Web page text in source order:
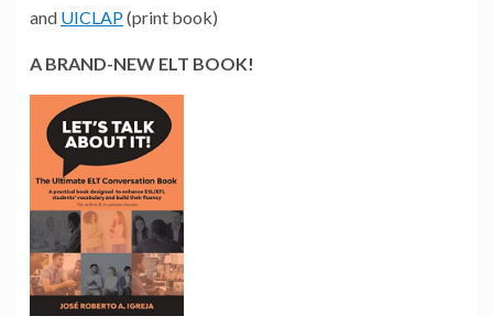
and UICLAP(print book)
A BRAND-NEW ELT BOOK!